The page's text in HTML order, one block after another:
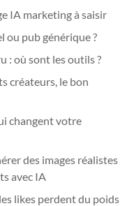
IA marketing à saisir
ou pub générique ?
: où sont les outils ?
créateurs, le bon
changent votre
des images réalistes
avec IA
likes perdent du poids